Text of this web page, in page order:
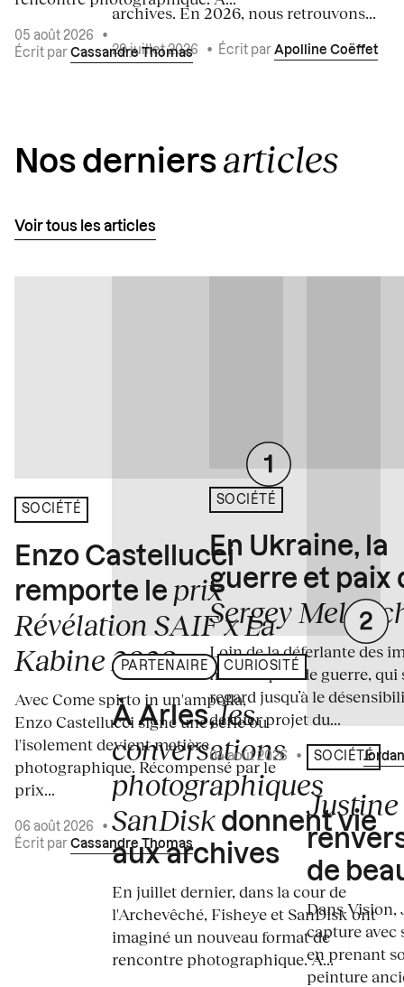
05 août 2026
•
Écrit par Cassandre Thomas
archives. En 2026, nous retrouvons...
29 juillet 2026 • Écrit par Apolline Coëffet
Nos derniers articles
Voir tous les articles
SOCIÉTÉ
Enzo Castellucci
remporte le prix
Révélation SAIF x La
Kabine 2026
Avec Come spirto in un'ampolla,
Enzo Castellucci signe une série où
l'isolement devient matière
photographique. Récompensé par le
prix...
06 août 2026
•
Écrit par Cassandre Thomas
PARTENAIRE CURIOSITÉ
À Arles,les
conversations
photographiques
SanDisk donnent vie
aux archives
En juillet dernier, dans la cour de
l'Archevêché, Fisheye et SanDisk ont
imaginé un nouveau format de
rencontre photographique. À...
SOCIÉTÉ
En Ukraine, la
guerre et paix
Sergey
Loin de la déferlante des
médiatiques de guerre, qui
regard jusqu’à le
dernier projet du...
04 août 2026 • Écrit par
SOCIÉTÉ
de
Dans
capture avec
en prenant
peinture